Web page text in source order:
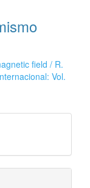
field / R.
Vol.